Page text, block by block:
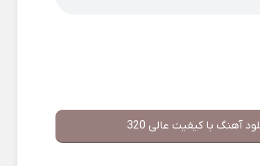
آهنگ با کیفیت عالی 320